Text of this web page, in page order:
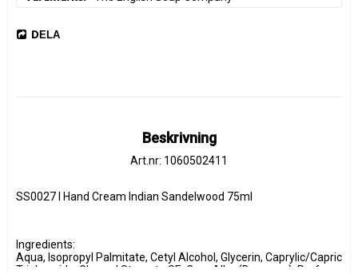
DELA
Beskrivning
Art.nr: 1060502411
SS0027 l Hand Cream Indian Sandelwood 75ml
Ingredients:
Aqua, Isopropyl Palmitate, Cetyl Alcohol, Glycerin, Caprylic/Capric
Triglyceride, Glyceryl Stearate SE, Cera Alba (Beeswax), Parfum,